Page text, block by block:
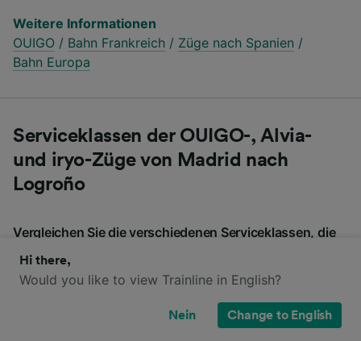
Weitere Informationen
OUIGO / Bahn Frankreich / Züge nach Spanien /
Bahn Europa
Serviceklassen der OUIGO-, Alvia-
und iryo-Züge von Madrid nach
Logroño
Vergleichen Sie die verschiedenen Serviceklassen, die
Ihnen bei OUIGO, Alvia und iryo zur Verfügung stehen,
wenn Sie von Madrid nach Logroño reisen.
Alvia iryo
Hi there,
Would you like to view Trainline in English?
Nein Change to English